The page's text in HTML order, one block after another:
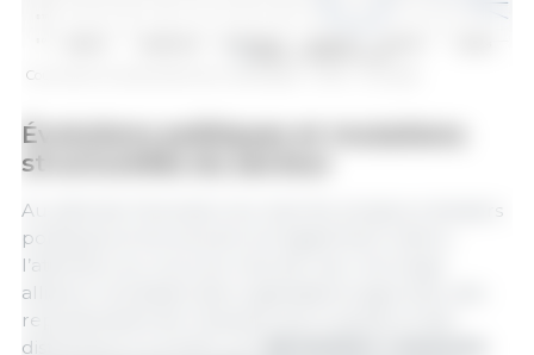
Cours de la truie de réforme en Allemagne - VEZG - Carcasse
Évolutions politiques et mutations
structurelles du secteur
Au-delà de l’évolution du marché, plusieurs dossiers
politiques et structurels ont également retenu
l’attention au cours du mois de mai. Une large
alliance réunissant des organisations agricoles, des
représentants de l’industrie de la viande et des
distributeurs a publié une